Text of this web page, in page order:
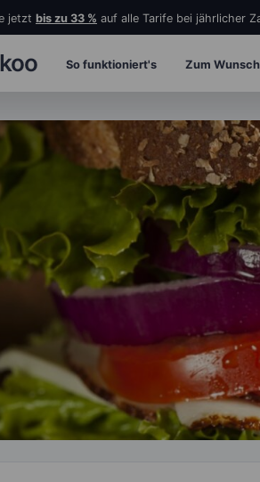
jetzt bis zu 33 % auf alle Tarife bei jährlicher
So funktioniert's Zum